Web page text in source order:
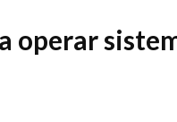
operar